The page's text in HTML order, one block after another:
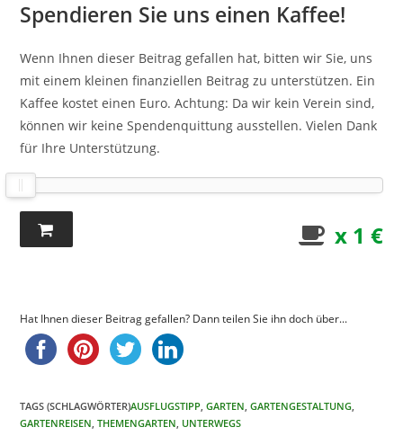
Spendieren Sie uns einen Kaffee!
Wenn Ihnen dieser Beitrag gefallen hat, bitten wir Sie, uns
mit einem kleinen finanziellen Beitrag zu unterstützen. Ein
Kaffee kostet einen Euro. Achtung: Da wir kein Verein sind,
können wir keine Spendenquittung ausstellen. Vielen Dank
für Ihre Unterstützung.
x 1 €
Hat Ihnen dieser Beitrag gefallen? Dann teilen Sie ihn doch über...
TAGS (SCHLAGWÖRTER)AUSFLUGSTIPP, GARTEN, GARTENGESTALTUNG,
GARTENREISEN, THEMENGARTEN, UNTERWEGS